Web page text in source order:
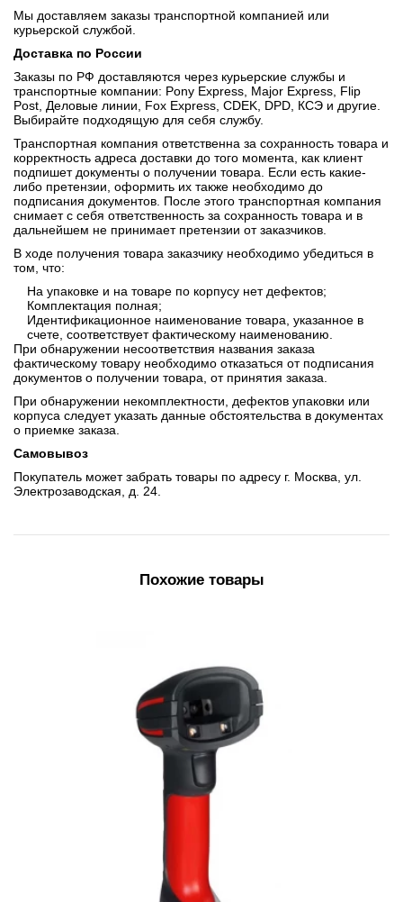
Мы доставляем заказы транспортной компанией или
курьерской службой.
Доставка по России
Заказы по РФ доставляются через курьерские службы и
транспортные компании: Pony Express, Major Express, Flip
Post, Деловые линии, Fox Express, CDEK, DPD, КСЭ и другие.
Выбирайте подходящую для себя службу.
Транспортная компания ответственна за сохранность товара и
корректность адреса доставки до того момента, как клиент
подпишет документы о получении товара. Если есть какие-
либо претензии, оформить их также необходимо до
подписания документов. После этого транспортная компания
снимает с себя ответственность за сохранность товара и в
дальнейшем не принимает претензии от заказчиков.
В ходе получения товара заказчику необходимо убедиться в
том, что:
На упаковке и на товаре по корпусу нет дефектов;
Комплектация полная;
Идентификационное наименование товара, указанное в
счете, соответствует фактическому наименованию.
При обнаружении несоответствия названия заказа
фактическому товару необходимо отказаться от подписания
документов о получении товара, от принятия заказа.
При обнаружении некомплектности, дефектов упаковки или
корпуса следует указать данные обстоятельства в документах
о приемке заказа.
Самовывоз
Покупатель может забрать товары по адресу г. Москва, ул.
Электрозаводская, д. 24.
Похожие товары